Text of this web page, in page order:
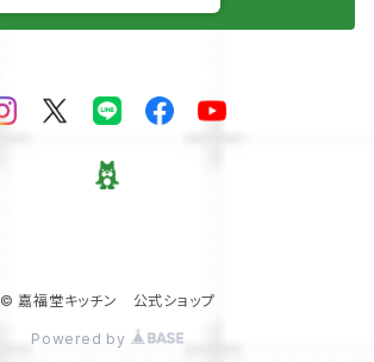
© 嘉福堂キッチン 公式ショップ
Powered by